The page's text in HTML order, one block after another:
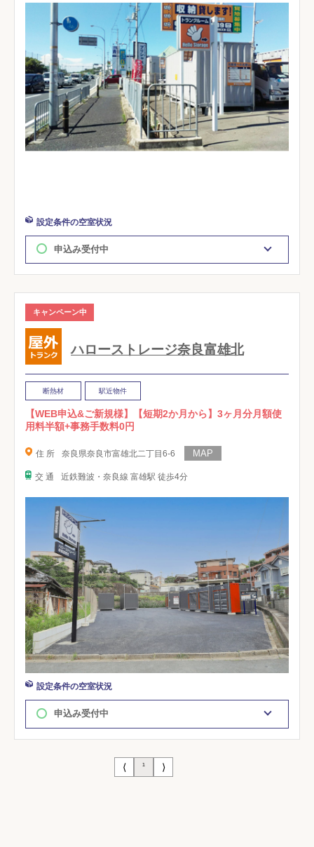
設定条件の空室状況
申込み受付中
キャンペーン中
ハローストレージ奈良富雄北
断熱材 駅近物件
【WEB申込&ご新規様】【短期2か月から】3ヶ月分月額使
用料半額+事務手数料0円
住 所 奈良県奈良市富雄北二丁目6-6
交 通 近鉄難波・奈良線 富雄駅 徒歩4分
設定条件の空室状況
申込み受付中
⟨ 1 ⟩